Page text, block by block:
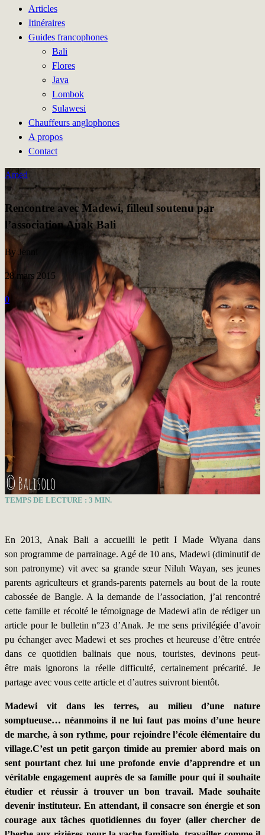
Articles
Itinéraires
Guides francophones
Bali
Flores
Java
Lombok
Sulawesi
Chauffeurs anglophones
A propos
Contact
Amed
Rencontre avec Madewi, filleul soutenu par
l’association Anak Bali
By Jenni
28 mars 2015
0
TEMPS DE LECTURE : 3 MIN.
En 2013, Anak Bali a accueilli le petit I Made Wiyana dans
son programme de parrainage. Agé de 10 ans, Madewi (diminutif de
son patronyme) vit avec sa grande sœur Niluh Wayan, ses jeunes
parents agriculteurs et grands-parents paternels au bout de la route
cabossée de Bangle. A la demande de l’association, j’ai rencontré
cette famille et récolté le témoignage de Madewi afin de rédiger un
article pour le bulletin n°23 d’Anak. Je me sens privilégiée d’avoir
pu échanger avec Madewi et ses proches et heureuse d’être entrée
dans ce quotidien balinais que nous, touristes, devinons peut-
être mais ignorons la réelle difficulté, certainement précarité. Je
partage avec vous cette article et d’autres suivront bientôt.
Madewi vit dans les terres, au milieu d’une nature
somptueuse… néanmoins il ne lui faut pas moins d’une heure
de marche, à son rythme, pour rejoindre l’école élémentaire du
village.C’est un petit garçon timide au premier abord mais on
sent pourtant chez lui une profonde envie d’apprendre et un
véritable engagement auprès de sa famille pour qui il souhaite
étudier et réussir à trouver un bon travail. Made souhaite
devenir instituteur. En attendant, il consacre son énergie et son
courage aux tâches quotidiennes du foyer (aller chercher de